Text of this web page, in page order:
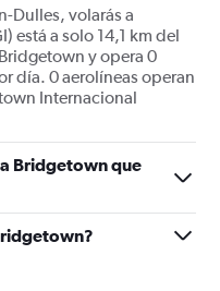
0
to
1.2.
Dulles, volarás a
está a solo 14,1 km del
y opera 0
día. 0 aerolíneas operan
Internacional
Bridgetown que